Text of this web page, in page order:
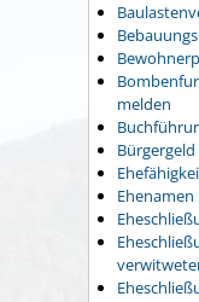
melden